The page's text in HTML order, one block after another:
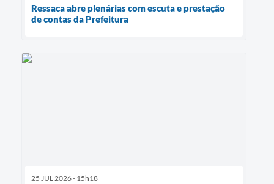
Ressaca abre plenárias com escuta e prestação
de contas da Prefeitura
25 JUL 2026 - 15h18